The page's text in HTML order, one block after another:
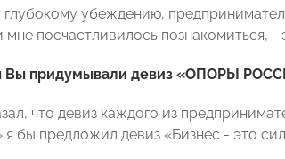
убеждению,
посчастливилось познакомиться,
Вы придумывали девиз «ОПОРЫ
что девиз каждого из
бы предложил девиз «Бизнес - это